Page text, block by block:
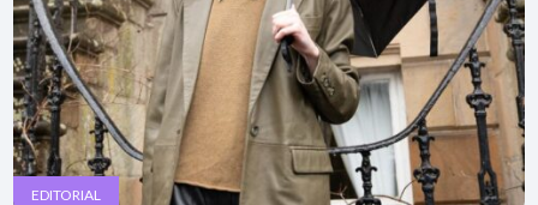
EDITORIAL